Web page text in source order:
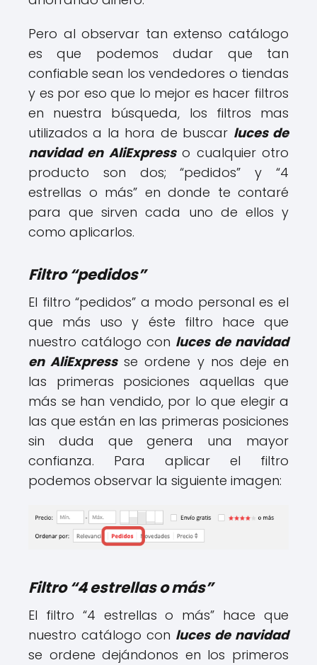
Pero al observar tan extenso catálogo
es que podemos dudar que tan
confiable sean los vendedores o tiendas
y es por eso que lo mejor es hacer filtros
en nuestra búsqueda, los filtros mas
utilizados a la hora de buscar luces de
navidad en AliExpresso cualquier otro
producto son dos; “pedidos” y “4
estrellas o más” en donde te contaré
para que sirven cada uno de ellos y
como aplicarlos.
Filtro “pedidos”
El filtro “pedidos” a modo personal es el
que más uso y éste filtro hace que
nuestro catálogo con luces de navidad
en AliExpressse ordene y nos deje en
las primeras posiciones aquellas que
más se han vendido, por lo que elegir a
las que están en las primeras posiciones
sin duda que genera una mayor
confianza. Para aplicar el filtro
podemos observar la siguiente imagen:
Filtro “4 estrellas o más”
El filtro “4 estrellas o más” hace que
nuestro catálogo con luces de navidad
se ordene dejándonos en los primeros